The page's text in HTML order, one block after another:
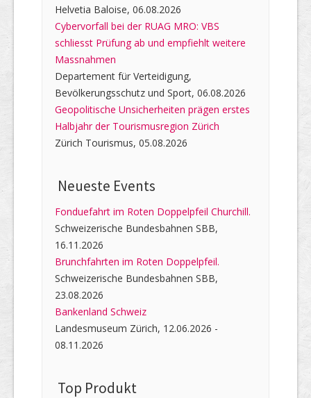
Helvetia Baloise, 06.08.2026
Cybervorfall bei der RUAG MRO: VBS
schliesst Prüfung ab und empfiehlt weitere
Massnahmen
Departement für Verteidigung,
Bevölkerungsschutz und Sport, 06.08.2026
Geopolitische Unsicherheiten prägen erstes
Halbjahr der Tourismusregion Zürich
Zürich Tourismus, 05.08.2026
Neueste Events
Fonduefahrt im Roten Doppelpfeil Churchill.
Schweizerische Bundesbahnen SBB,
16.11.2026
Brunchfahrten im Roten Doppelpfeil.
Schweizerische Bundesbahnen SBB,
23.08.2026
Bankenland Schweiz
Landesmuseum Zürich, 12.06.2026 -
08.11.2026
Top Produkt